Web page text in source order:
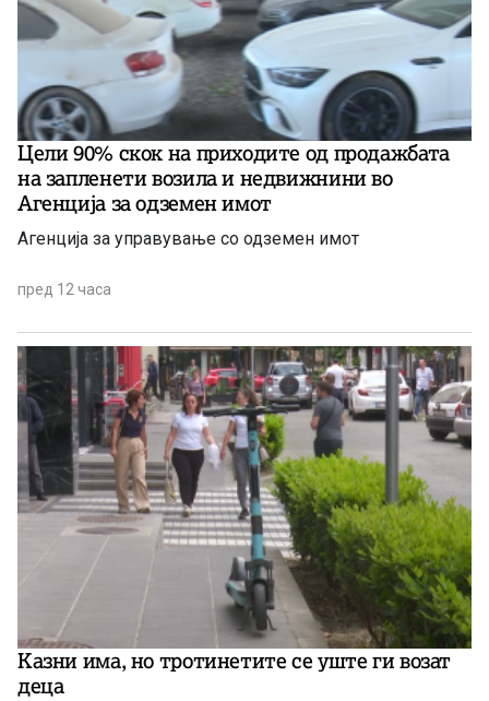
Цели 90% скок на приходите од продажбата
на запленети возила и недвижнини во
Агенција за одземен имот
Агенција за управување со одземен имот
пред 12 часа
Казни има, но тротинетите се уште ги возат
деца